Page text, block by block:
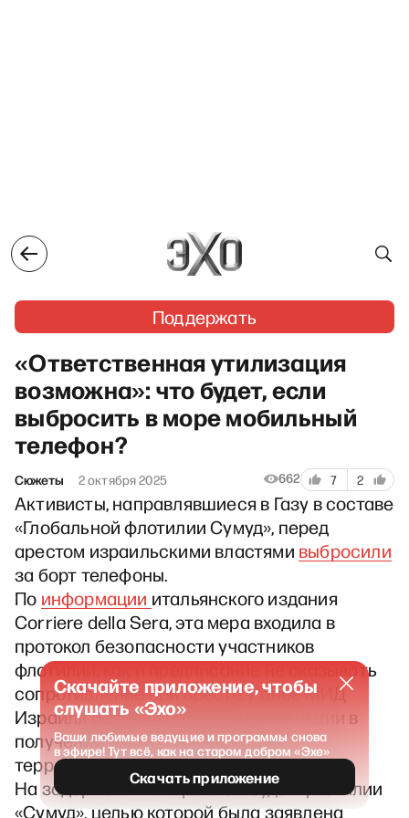
Поддержать
«Ответственная утилизация
возможна»: что будет, если
выбросить в море мобильный
телефон?
Сюжеты 2 октября 2025 662 7 2
Активисты, направлявшиеся в Газу в составе
«Глобальной флотилии Сумуд», перед
арестом израильскими властями выбросили
за борт телефоны.
По информации итальянского издания
Corriere della Sera, эта мера входила в
протокол безопасности участников
флотилии, как и предписание не оказывать
сопротивление при аресте. Ранее МИД
Израиля обвинил организаторов акции в
получении прямой поддержки от
террористической группировки ХАМАС.
На задержанных Израилем судах флотилии
«Сумуд», целью которой была заявлена
Скачайте приложение, чтобы
слушать «Эхо»
Ваши любимые ведущие и программы снова
в эфире! Тут всё, как на старом добром «Эхе»
Скачать приложение